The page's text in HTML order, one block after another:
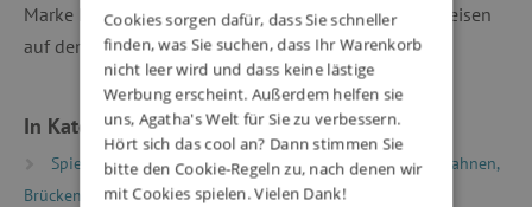
Marke Bigjigs können mit allen anderen Holzbahngleisen
auf dem Markt kombiniert werden.
In Kategorien eingeteilt
Spielzeug nach Typ Holzeisenbahnen
Eisenbahnen,
Brücken, Tunnels
Cookies sorgen dafür, dass Sie schneller
finden, was Sie suchen, dass Ihr Warenkorb
nicht leer wird und dass keine lästige
Werbung erscheint. Außerdem helfen sie
uns, Agatha's Welt für Sie zu verbessern.
Hört sich das cool an? Dann stimmen Sie
bitte den Cookie-Regeln zu, nach denen wir
mit Cookies spielen. Vielen Dank!